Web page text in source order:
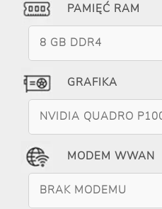
PAMIĘĆ RAM
8 GB DDR4
GRAFIKA
NVIDIA QUADRO
MODEM WWAN
BRAK MODEMU